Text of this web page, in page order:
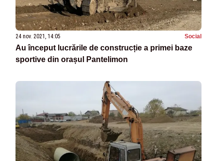
24 nov. 2021, 14:05 Social
Au început lucrările de construcție a primei baze
sportive din orașul Pantelimon